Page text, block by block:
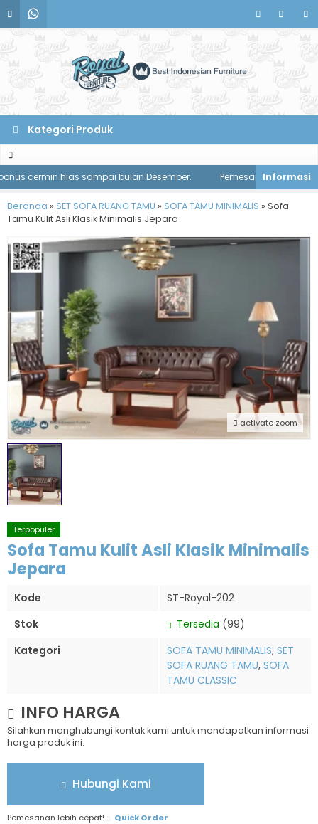
Kategori Produk
hias sampai bulan Desember. Pemesanan meja makan
Beranda » SET SOFA RUANG TAMU » SOFA TAMU MINIMALIS » Sofa
Tamu Kulit Asli Klasik Minimalis Jepara
activate zoom
Terpopuler
Sofa Tamu Kulit Asli Klasik Minimalis
Jepara
Kode
ST-Royal-202
Stok
Tersedia (99)
Kategori
SOFA TAMU MINIMALIS, SET
SOFA RUANG TAMU, SOFA
TAMU CLASSIC
INFO HARGA
Silahkan menghubungi kontak kami untuk mendapatkan informasi
harga produk ini.
Hubungi Kami
Pemesanan lebih cepat! Quick Order